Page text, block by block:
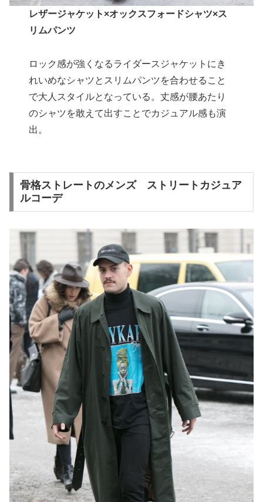
レザージャケット×オックスフォードシャツ×ス
リムパンツ
ロック感が強くなるライダースジャケットにき
れいめなシャツとスリムパンツを合わせること
で大人スタイルとなっている。丈感が腰あたり
のシャツを敢えて出すことでカジュアル感も演
出。
骨格ストレートのメンズ ストリートカジュア
ルコーデ